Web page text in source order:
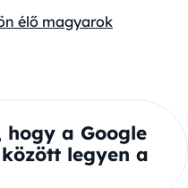
élő magyarok
a Google
legyen a